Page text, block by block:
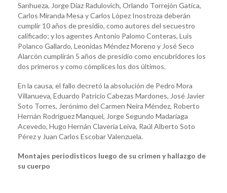
Sanhueza, Jorge Díaz Radulovich, Orlando Torrejón Gatica,
Carlos Miranda Mesa y Carlos López Inostroza deberán
cumplir 10 años de presidio, como autores del secuestro
calificado; y los agentes Antonio Palomo Conteras, Luis
Polanco Gallardo, Leonidas Méndez Moreno y José Seco
Alarcón cumplirán 5 años de presidio como encubridores los
dos primeros y como cómplices los dos últimos.
En la causa, el fallo decretó la absolución de Pedro Mora
Villanueva, Eduardo Patricio Cabezas Mardones, José Javier
Soto Torres, Jerónimo del Carmen Neira Méndez, Roberto
Hernán Rodríguez Manquel, Jorge Segundo Madariaga
Acevedo, Hugo Hernán Clavería Leiva, Raúl Alberto Soto
Pérez y Juan Carlos Escobar Valenzuela.
Montajes periodisticos luego de su crimen y hallazgo de
su cuerpo